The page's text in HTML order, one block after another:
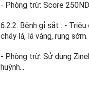
- Phòng trừ: Score
6.2.2. Bệnh gỉ sắt : -
cháy lá, lá vàng, rụng sớm.
- Phòng trừ: Sử dụng
huỳnh...